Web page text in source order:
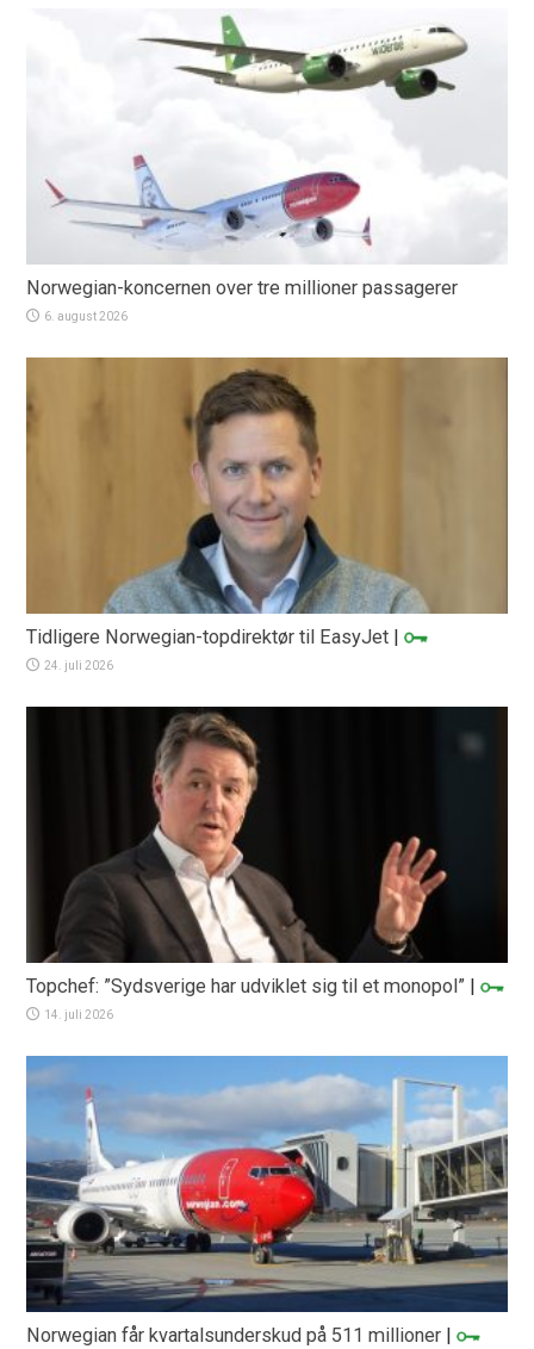
Norwegian-koncernen over tre millioner passagerer
6. august 2026
Tidligere Norwegian-topdirektør til EasyJet |
24. juli 2026
Topchef: ”Sydsverige har udviklet sig til et monopol” |
14. juli 2026
Norwegian får kvartalsunderskud på 511 millioner |